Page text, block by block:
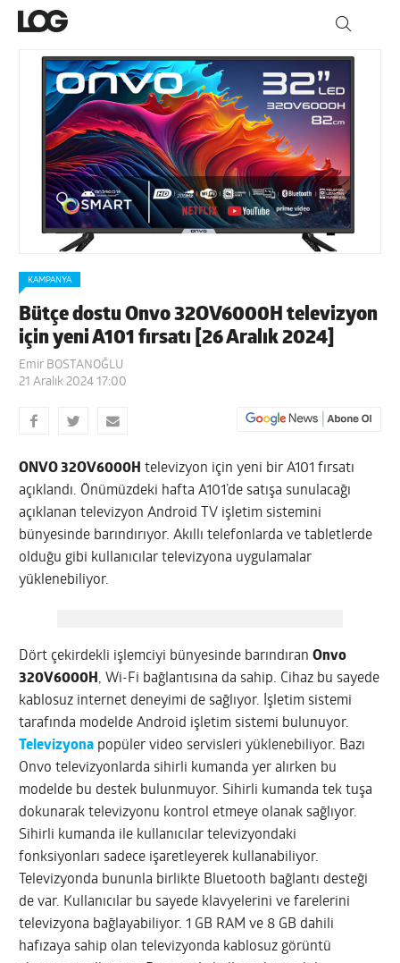
KAMPANYA
Bütçe dostu Onvo 32OV6000H televizyon
için yeni A101 fırsatı [26 Aralık 2024]
Emir BOSTANOĞLU
21 Aralık 2024 17:00
ONVO 32OV6000H televizyon için yeni bir A101 fırsatı
açıklandı. Önümüzdeki hafta A101’de satışa sunulacağı
açıklanan televizyon Android TV işletim sistemini
bünyesinde barındırıyor. Akıllı telefonlarda ve tabletlerde
olduğu gibi kullanıcılar televizyona uygulamalar
yüklenebiliyor.
Dört çekirdekli işlemciyi bünyesinde barındıranOnvo
320V6000H , Wi-Fi bağlantısına da sahip. Cihaz bu sayede
kablosuz internet deneyimi de sağlıyor. İşletim sistemi
tarafında modelde Android işletim sistemi bulunuyor.
Televizyona popüler video servisleri yüklenebiliyor. Bazı
Onvo televizyonlarda sihirli kumanda yer alırken bu
modelde bu destek bulunmuyor. Sihirli kumanda tek tuşa
dokunarak televizyonu kontrol etmeye olanak sağlıyor.
Sihirli kumanda ile kullanıcılar televizyondaki
fonksiyonları sadece işaretleyerek kullanabiliyor.
Televizyonda bununla birlikte Bluetooth bağlantı desteği
de var. Kullanıcılar bu sayede klavyelerini ve farelerini
televizyona bağlayabiliyor. 1 GB RAM ve 8 GB dahili
hafızaya sahip olan televizyonda kablosuz görüntü